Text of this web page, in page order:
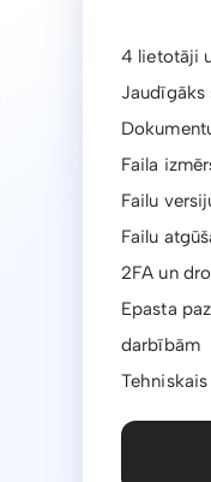
4 lietotāji
Jaudīgāks
Faila
Failu
Failu
2FA un
Epasta
darbībām